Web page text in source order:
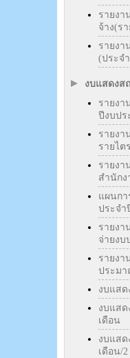
รายงา
จ้าง(ร
รายงา
(ประจ
งบแสดงส
รายงา
ปีงบป
รายงา
รายไต
รายงา
สำนักง
แผนก
ประจำ
รายงา
จ่ายง
รายงา
ประมา
งบแสด
งบแสด
เดือน
งบแสด
เดือน/2